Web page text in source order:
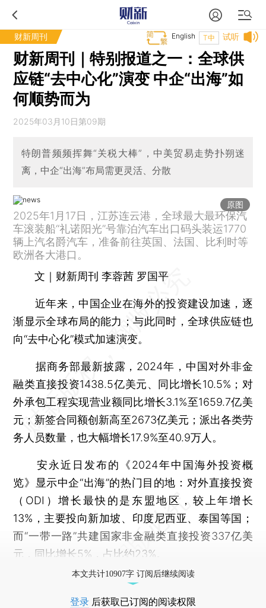
财新周刊 试听
T中
English
财新周刊｜特别报道之一：全球供
应链“去中心化”演变 中企“出海”如
何顺势而为
2025年03月10日第09期
特朗普频频挥舞“关税大棒”，中美贸易走势扑朔迷
离，中企“出海”布局需更灵活、分散
原图
2025年1月17日，江苏连云港，全球最大最环保汽
车滚装船“礼诺阳光”号靠泊汽车出口码头装运1770
辆上汽名爵汽车，准备前往英国、法国、比利时等
欧洲各大港口。
文｜财新周刊 李蓉茜 罗国平
近年来，中国企业在海外的投资建设加速，逐
渐显示全球布局的能力；与此同时，全球供应链也
向“去中心化”模式加速演变。
据商务部最新披露，2024年，中国对外非金
融类直接投资1438.5亿美元、同比增长10.5%；对
外承包工程实现营业额同比增长3.1%至1659.7亿美
元；新签合同额创新高至2673亿美元；派出各类劳
务人员数量，也大幅增长17.9%至40.9万人。
安永近日发布的《2024年中国海外投资概
览》显示中企“出海”的热门目的地：对外直接投资
（ODI）增长最快的是东盟地区，较上年增长
13%，主要投向新加坡、印度尼西亚、泰国等国；
而“一带一路”共建国家非金融类直接投资337亿美
元，同比增长5%，占比约23%。
本文共计10907字 订阅后继续阅读
登录 后获取已订阅的阅读权限